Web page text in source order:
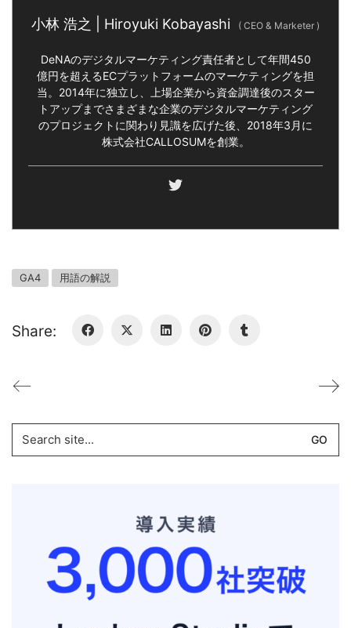
小林 浩之 | Hiroyuki Kobayashi ( CEO & Marketer )
DeNAのデジタルマーケティング責任者として年間450
億円を超えるECプラットフォームのマーケティングを担
当。2014年に独立し、上場企業から資金調達後のスター
トアップまでさまざまな企業のデジタルマーケティング
のプロジェクトに関わり見識を広げた後、2018年3月に
株式会社CALLOSUMを創業。
GA4 用語の解説
Share:
for: